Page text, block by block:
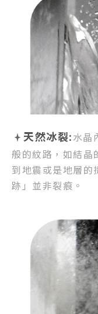
天然冰裂:水晶
般的紋路， 如結晶
到地震或是地層的
跡」並非裂痕。